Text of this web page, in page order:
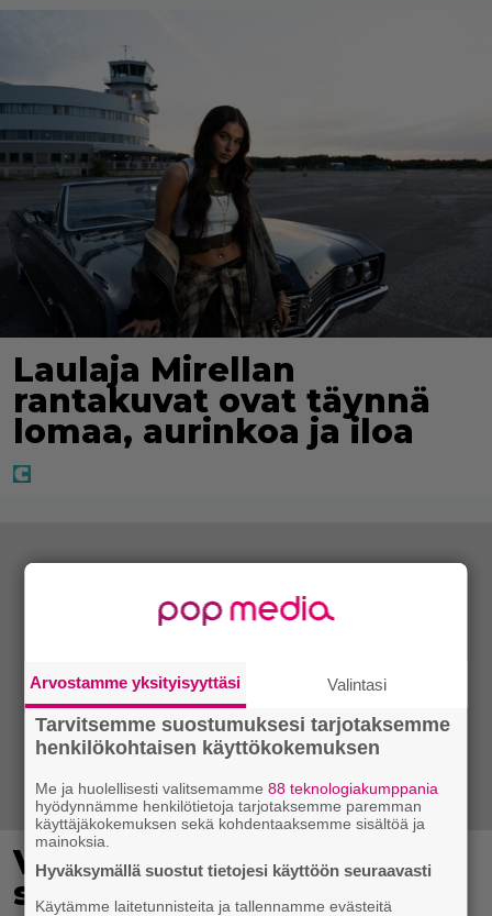
Laulaja Mirellan
rantakuvat ovat täynnä
lomaa, aurinkoa ja iloa
Virkavalta takaa-ajoi
skoottereita –
Arvostamme yksityisyyttäsi Valintasi
Tarvitsemme suostumuksesi tarjotaksemme
henkilökohtaisen käyttökokemuksen
Me ja huolellisesti valitsemamme88 teknologiakumppania
hyödynnämme henkilötietoja tarjotaksemme paremman
käyttäjäkokemuksen sekä kohdentaaksemme sisältöä ja
mainoksia.
Hyväksymällä suostut tietojesi käyttöön seuraavasti
Käytämme laitetunnisteita ja tallennamme evästeitä